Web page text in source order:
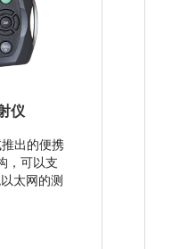
仪
出的便携
，可以支
太网的测